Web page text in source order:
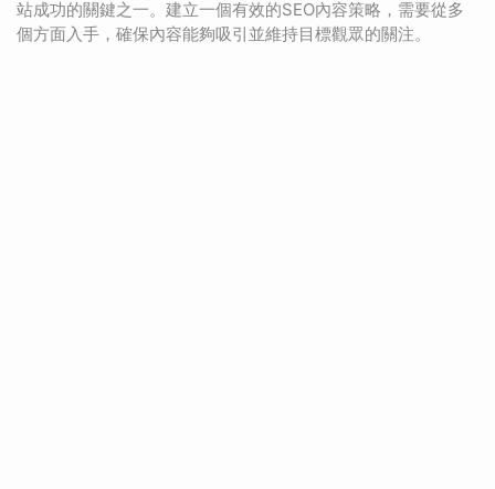
站成功的關鍵之一。建立一個有效的SEO內容策略，需要從多
個方面入手，確保內容能夠吸引並維持目標觀眾的關注。